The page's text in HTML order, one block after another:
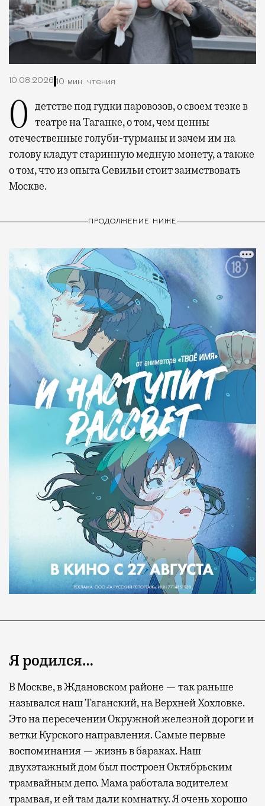
Современный путешественник часто берет
с собой не только чемодан, но и ноутбук.
А ожидание рейса все чаще превращается
не в потерянное время, а в возможность
спокойно закончить дела или спланировать
10.08.2026 10 мин. чтения
О детстве под гудки паровозов, о своем тезке в театре на Таганке, о том, чем ценны
отечественные голуби-турманы и зачем им на
голову кладут старинную медную монету, а также
о том, что из опыта Севильи стоит заимствовать
Москве.
ПРОДОЛЖЕНИЕ НИЖЕ
Я родился…
В Москве, в Ждановском районе — так раньше
назывался наш Таганский, на Верхней Хохловке.
Это на пересечении Окружной железной дороги и
ветки Курского направления. Самые первые
воспоминания — жизнь в бараках. Наш
двухэтажный дом был построен Октябрьским
трамвайным депо. Мама работала водителем
трамвая, и ей там дали комнатку. Я очень хорошо